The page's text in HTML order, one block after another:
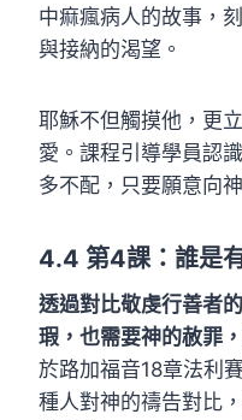
中痲瘋病人的故事，
與接納的渴望。
耶穌不但觸摸他，更
愛。課程引導學員認
多不配，只要願意向
4.4 第4課：誰是
透過對比敬虔行善者
瑕，也需要神的赦罪
於路加福音18章法利
種人對神的禱告對比